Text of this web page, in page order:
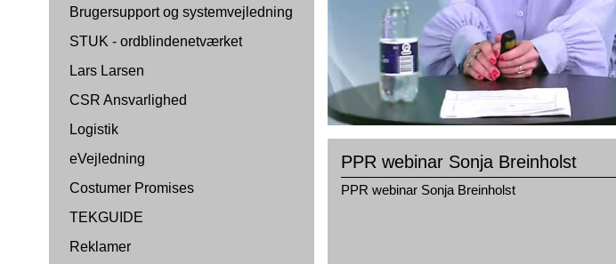
Brugersupport og systemvejledning
STUK - ordblindenetværket
Lars Larsen
CSR Ansvarlighed
Logistik
eVejledning
Costumer Promises
TEKGUIDE
Reklamer
PPR webinar Sonja Breinholst
PPR webinar Sonja Breinholst